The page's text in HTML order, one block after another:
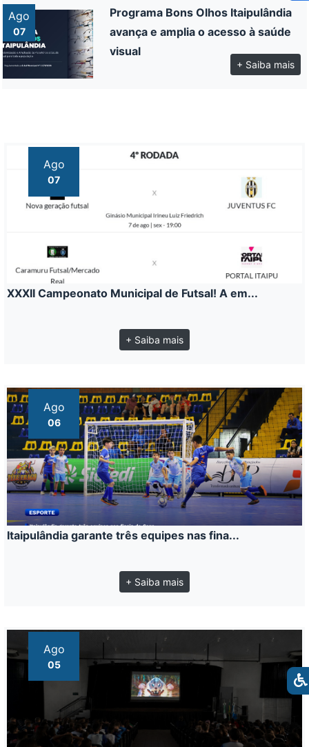
Ago
07
Programa Bons Olhos Itaipulândia
avança e amplia o acesso à saúde
visual
+ Saiba mais
Ago
07
XXXII Campeonato Municipal de Futsal! A em...
+ Saiba mais
Ago
06
Itaipulândia garante três equipes nas fina...
+ Saiba mais
Ago
05